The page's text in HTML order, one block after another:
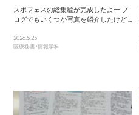
スポフェスの総集編が完成したよー ブ
ログでもいくつか写真を紹介したけど ...
2026.5.25
医療秘書・情報学科